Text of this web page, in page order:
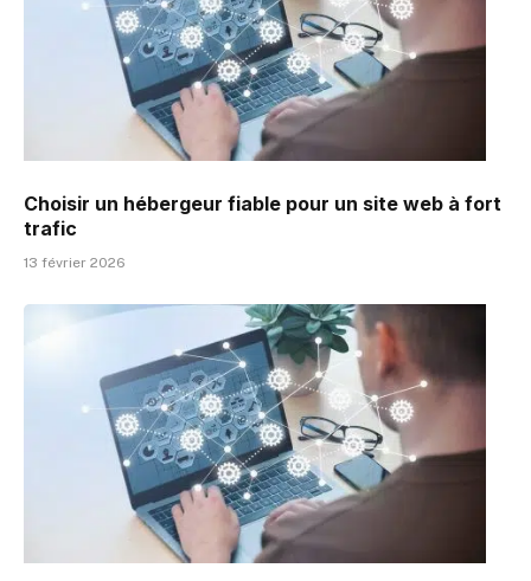
Choisir un hébergeur fiable pour un site web à fort
trafic
13 février 2026